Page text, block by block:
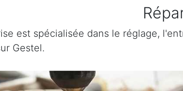
est spécialisée dans le réglage,
Gestel.